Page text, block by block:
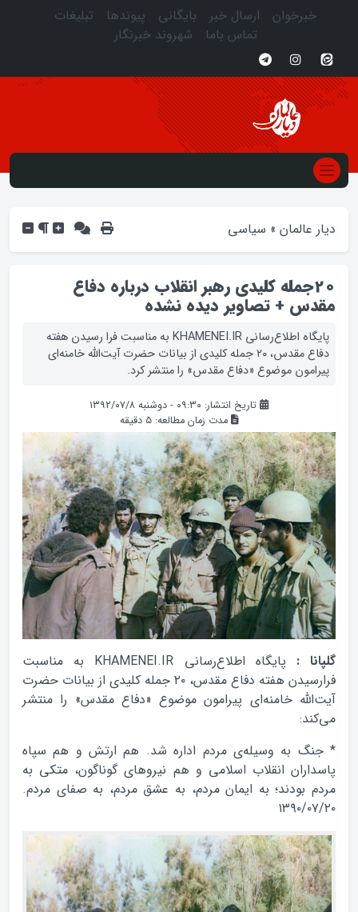
خبرخوان ارسال خبر بایگانی پیوندها
تبلیغات
تماس باما
شهروند خبرنگار
دیار عالمان » سیاسی
20جمله كلیدی رهبر انقلاب درباره دفاع
مقدس + تصاوير ديده‌ نشده
پایگاه اطلاع‌رسانی KHAMENEI.IR به مناسبت فرا رسیدن هفته
دفاع مقدس، ۲۰ جمله كلیدی از بیانات حضرت آیت‌الله خامنه‌ای
پیرامون موضوع «دفاع مقدس» را منتشر کرد.
تاریخ انتشار: ۰۹:۳۰ - دوشنبه ۱۳۹۲/۰۷/۸
مدت زمان مطالعه:5 دقیقه
گلپانا :
پایگاه اطلاع‌رسانی KHAMENEI.IR به مناسبت
فرارسیدن هفته دفاع مقدس، ۲۰ جمله كلیدی از بیانات حضرت
آیت‌الله خامنه‌ای پیرامون موضوع «دفاع مقدس» را منتشر
می‌كند:
* جنگ به وسيله‌ى مردم اداره شد. هم ارتش و هم سپاه
پاسداران انقلاب اسلامى و هم نيروهاى گوناگون، متكى به
مردم بودند؛ به ايمان مردم، به عشق مردم، به صفاى مردم.
۱۳۹۰/۰۷/۲۰